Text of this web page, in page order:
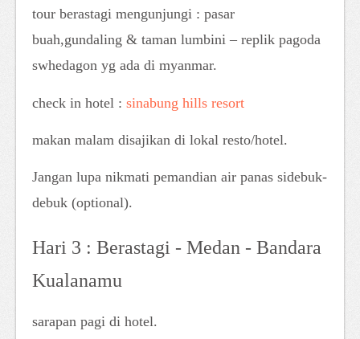
tour berastagi mengunjungi : pasar
buah,gundaling & taman lumbini – replik pagoda
swhedagon yg ada di myanmar.
check in hotel : sinabung hills resort
makan malam disajikan di lokal resto/hotel.
Jangan lupa nikmati pemandian air panas sidebuk-
debuk (optional).
Hari 3 : Berastagi - Medan - Bandara
Kualanamu
sarapan pagi di hotel.